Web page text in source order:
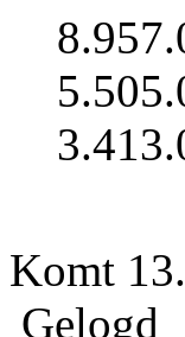
Komt
Gelogd